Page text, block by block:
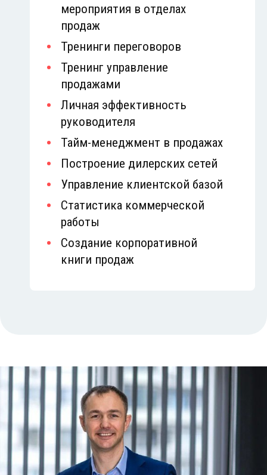
мероприятия в отделах
продаж
Тренинги переговоров
Тренинг управление
продажами
Личная эффективность
руководителя
Тайм-менеджмент в продажах
Построение дилерских сетей
Управление клиентской базой
Статистика коммерческой
работы
Создание корпоративной
книги продаж